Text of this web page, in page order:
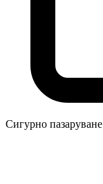
Сигурно пазаруване